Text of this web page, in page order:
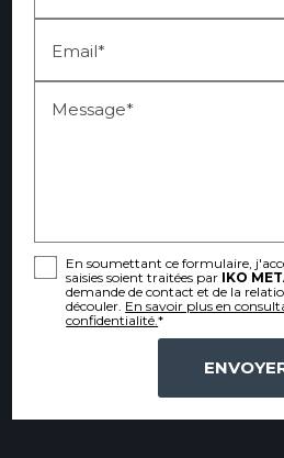
Email*
Message*
En soumettant ce formulaire,
saisies soient traitées par IKO
demande de contact et de la
découler. En savoir plus en
confidentialité.*